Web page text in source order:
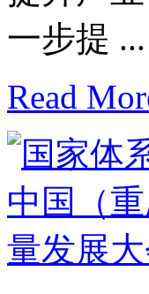
一步提 ...
Read